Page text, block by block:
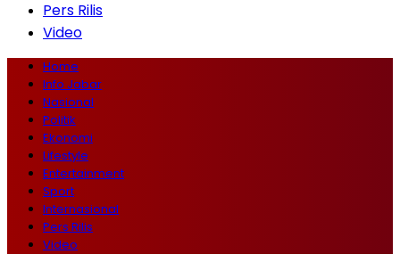
Pers Rilis
Video
Home
Info Jabar
Nasional
Politik
Ekonomi
Lifestyle
Entertainment
Sport
Internasional
Pers Rilis
Video